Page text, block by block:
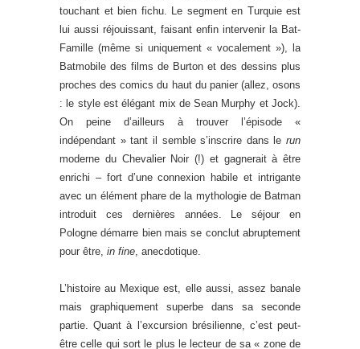
touchant et bien fichu. Le segment en Turquie est
lui aussi réjouissant, faisant enfin intervenir la Bat-
Famille (même si uniquement « vocalement »), la
Batmobile des films de Burton et des dessins plus
proches des comics du haut du panier (allez, osons
: le style est élégant mix de Sean Murphy et Jock).
On peine d’ailleurs à trouver l’épisode «
indépendant » tant il semble s’inscrire dans le run
moderne du Chevalier Noir (!) et gagnerait à être
enrichi – fort d’une connexion habile et intrigante
avec un élément phare de la mythologie de Batman
introduit ces dernières années. Le séjour en
Pologne démarre bien mais se conclut abruptement
pour être, in fine, anecdotique.
L’histoire au Mexique est, elle aussi, assez banale
mais graphiquement superbe dans sa seconde
partie. Quant à l’excursion brésilienne, c’est peut-
être celle qui sort le plus le lecteur de sa « zone de